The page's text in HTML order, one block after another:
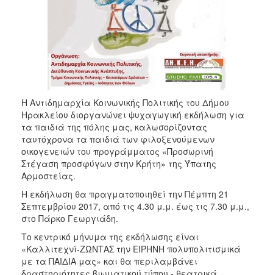
Η Αντιδημαρχία Κοινωνικής Πολιτικής του Δήμου
Ηρακλείου διοργανώνει ψυχαγωγική εκδήλωση για
τα παιδιά της πόλης μας, καλωσορίζοντας
ταυτόχρονα τα παιδιά των φιλοξενούμενων
οικογενειών του προγράμματος «Προσωρινή
Στέγαση προσφύγων στην Κρήτη» της Ύπατης
Αρμοστείας.
Η εκδήλωση θα πραγματοποιηθεί την Πέμπτη 21
Σεπτεμβρίου 2017, από τις 4.30 μ.μ. έως τις 7.30 μ.μ.,
στο Πάρκο Γεωργιάδη.
Το κεντρικό μήνυμα της εκδήλωσης είναι
«Καλλιτεχνί-ΖΩΝΤΑΣ την ΕΙΡΗΝΗ πολυπολιτισμικά
με τα ΠΑΙΔΙΑ μας» και θα περιλαμβάνει